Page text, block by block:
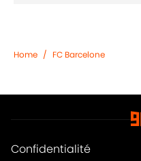
Home / FC Barcelone
Confidentialité